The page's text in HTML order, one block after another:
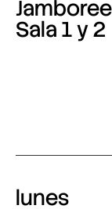
Jamboree
Sala 1 y 2
lunes